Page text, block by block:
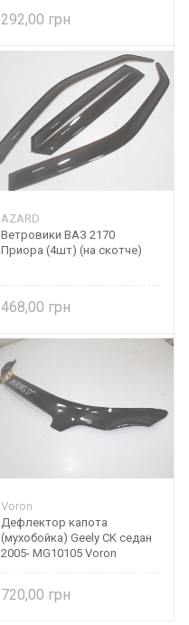
292,00
AZARD
Ветровики ВАЗ 2170
Приора (4шт) (на скотче)
468,00
Voron
Дефлектор капота
(мухобойка) Geely CK седан
2005- MG10105 Voron
720,00